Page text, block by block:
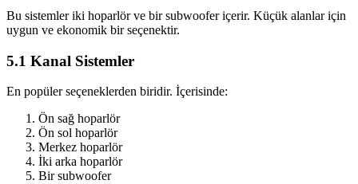
Bu sistemler iki hoparlör ve bir subwoofer içerir. Küçük alanlar için
uygun ve ekonomik bir seçenektir.
5.1 Kanal Sistemler
En popüler seçeneklerden biridir. İçerisinde:
Ön sağ hoparlör
Ön sol hoparlör
Merkez hoparlör
İki arka hoparlör
Bir subwoofer